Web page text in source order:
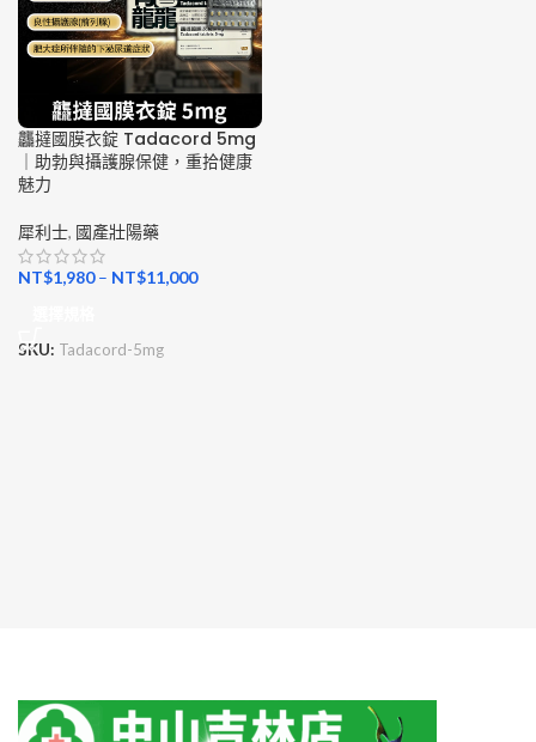
龘撻國膜衣錠 Tadacord 5mg
｜助勃與攝護腺保健，重拾健康
魅力
犀利士, 國產壯陽藥
NT$1,980– NT$11,000
SKU: Tadacord-5mg